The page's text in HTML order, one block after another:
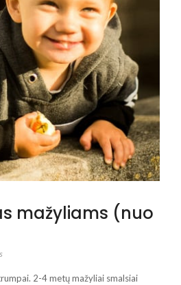
mažyliams (nuo
2-4 metų mažyliai smalsiai